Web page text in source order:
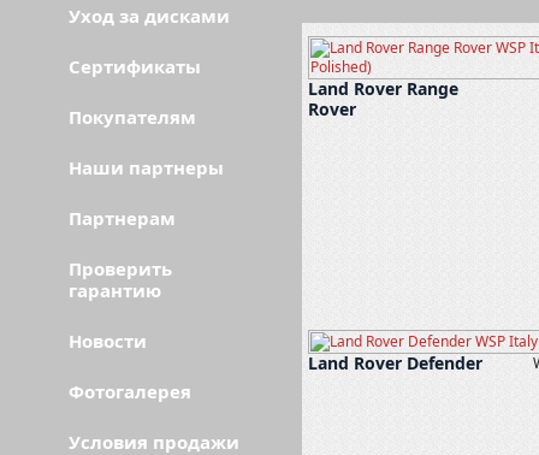
Land Rover Range
Rover
Land Rover Defender
Уход за дисками
Сертификаты
Покупателям
Наши партнеры
Партнерам
Проверить
гарантию
Новости
Фотогалерея
Условия продажи